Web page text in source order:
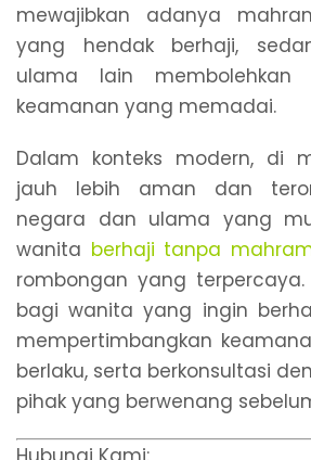
mewajibkan adanya
yang hendak berhaji,
ulama lain membolehkan
keamanan yang memadai.
Dalam konteks modern, di
jauh lebih aman dan
negara dan ulama yang
wanita berhaji tanpa
rombongan yang
bagi wanita yang ingin
mempertimbangkan
berlaku, serta berkonsultasi
pihak yang berwenang